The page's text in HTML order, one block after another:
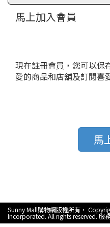
馬上加入會員
現在註冊會員，您可以保
愛的商品和店舖及訂閱喜
馬
Sunny Mall購物網版權所有‧
Incorporated. All rights reserved. 服